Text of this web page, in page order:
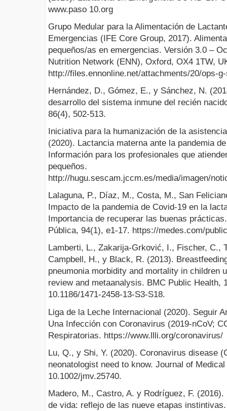
www.paso 10.org
Grupo Medular para la Alimentación de
Emergencias (IFE Core Group, 2017).
pequeños/as en emergencias. Versión 3.0 –
Nutrition Network (ENN), Oxford, OX4 1TW,
http://files.ennonline.net/attachments/20/ops-
Hernández, D., Gómez, E., y Sánchez, N.
desarrollo del sistema inmune del recién
86(4), 502-513.
Iniciativa para la humanización de la
(2020). Lactancia materna ante la pandemia
Información para los profesionales que
pequeños.
http://hugu.sescam.jccm.es/media/imagen/
Lalaguna, P., Díaz, M., Costa, M., San
Impacto de la pandemia de Covid-19 en la
Importancia de recuperar las buenas
Pública, 94(1), e1-17. https://medes.com/
Lamberti, L., Zakarija-Grković, I., Fischer, C.,
Campbell, H., y Black, R. (2013).
pneumonia morbidity and mortality in children
review and metaanalysis. BMC Public Health,
10.1186/1471-2458-13-S3-S18.
Liga de la Leche Internacional (2020). Seguir
Una Infección con Coronavirus (2019-nCoV;
Respiratorias. https://www.llli.org/coronavirus/
Lu, Q., y Shi, Y. (2020). Coronavirus disease
neonatologist need to know. Journal of
10.1002/jmv.25740.
Madero, M., Castro, A. y Rodríguez, F.
de vida: reflejo de las nueve etapas